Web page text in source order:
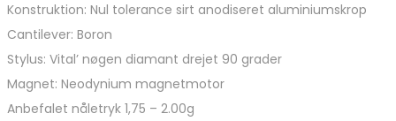
Konstruktion: Nul tolerance sirt anodiseret aluminiumskrop
Cantilever: Boron
Stylus: Vital’ nøgen diamant drejet 90 grader
Magnet: Neodynium magnetmotor
Anbefalet nåletryk 1,75 – 2.00g